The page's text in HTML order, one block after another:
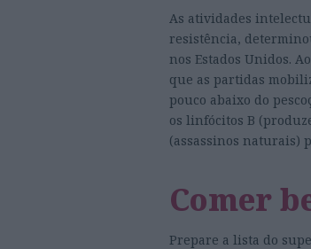
As atividades
resistência,
nos Estados Unidos.
que as partidas
pouco abaixo do
os linfócitos B
(assassinos naturais)
Comer
Prepare a lista do